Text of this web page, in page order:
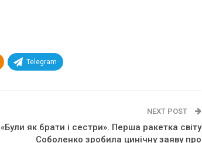
Telegram
NEXT POST
«Були як брати і сестри». Перша ракетка світу
Соболенко зробила цинічну заяву про